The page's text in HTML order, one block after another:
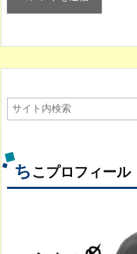
ち こプロフィール